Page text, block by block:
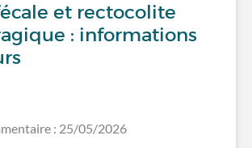
et rectocolite
: informations
: 25/05/2026